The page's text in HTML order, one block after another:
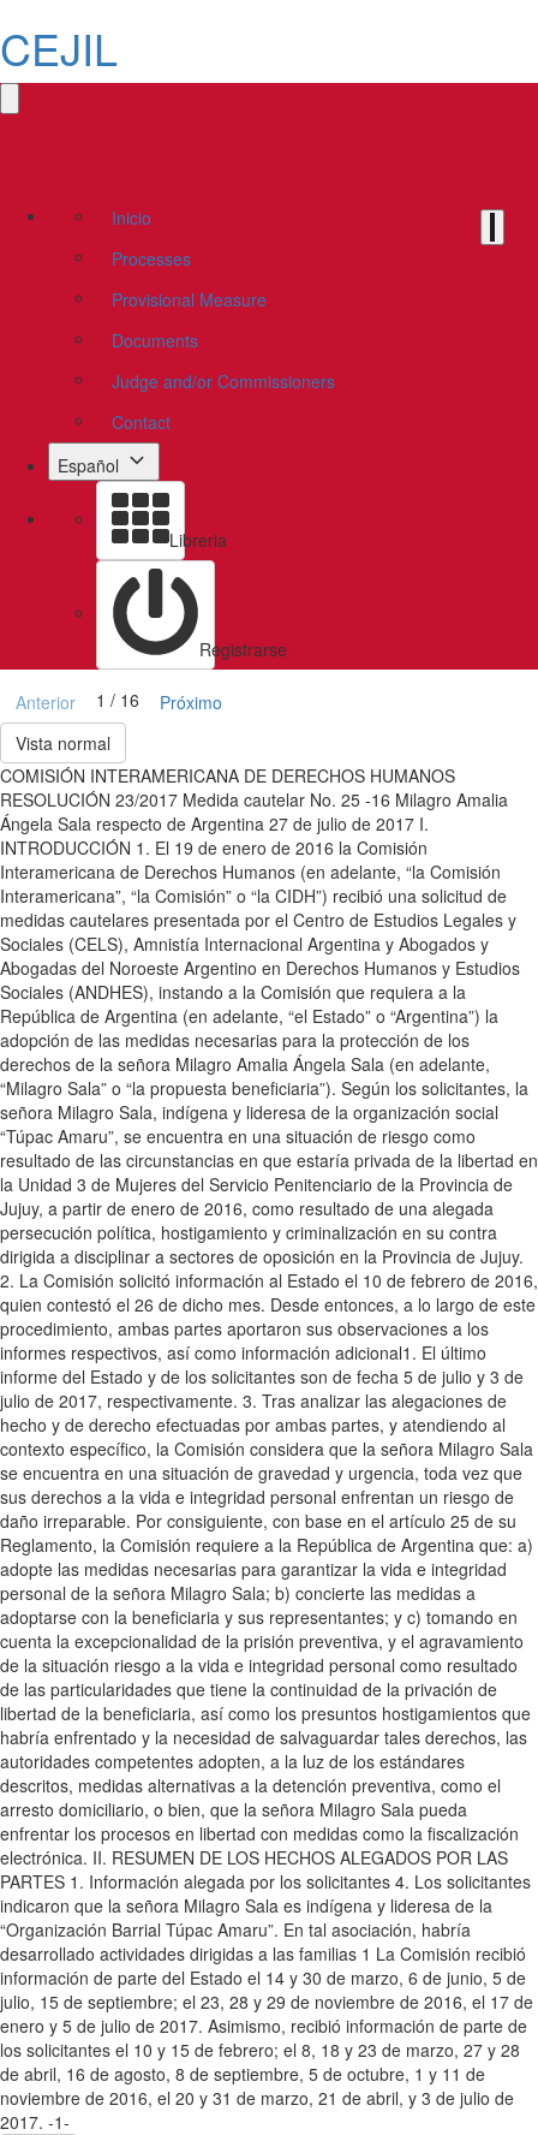
CEJIL
Inicio
Processes
Provisional Measure
Documents
Judge and/or Commissioners
Contact
Español
Libreria
Registrarse
Anterior 1 / 16
Próximo
Vista normal
COMISIÓN INTERAMERICANA DE DERECHOS HUMANOS
RESOLUCIÓN 23/2017 Medida cautelar No. 25 -16 Milagro Amalia
Ángela Sala respecto de Argentina 27 de julio de 2017 I.
INTRODUCCIÓN 1. El 19 de enero de 2016 la Comisión
Interamericana de Derechos Humanos (en adelante, “la Comisión
Interamericana”, “la Comisión” o “la CIDH”) recibió una solicitud de
medidas cautelares presentada por el Centro de Estudios Legales y
Sociales (CELS), Amnistía Internacional Argentina y Abogados y
Abogadas del Noroeste Argentino en Derechos Humanos y Estudios
Sociales (ANDHES), instando a la Comisión que requiera a la
República de Argentina (en adelante, “el Estado” o “Argentina”) la
adopción de las medidas necesarias para la protección de los
derechos de la señora Milagro Amalia Ángela Sala (en adelante,
“Milagro Sala” o “la propuesta beneficiaria”). Según los solicitantes, la
señora Milagro Sala, indígena y lideresa de la organización social
“Túpac Amaru”, se encuentra en una situación de riesgo como
resultado de las circunstancias en que estaría privada de la libertad en
la Unidad 3 de Mujeres del Servicio Penitenciario de la Provincia de
Jujuy, a partir de enero de 2016, como resultado de una alegada
persecución política, hostigamiento y criminalización en su contra
dirigida a disciplinar a sectores de oposición en la Provincia de Jujuy.
2. La Comisión solicitó información al Estado el 10 de febrero de 2016,
quien contestó el 26 de dicho mes. Desde entonces, a lo largo de este
procedimiento, ambas partes aportaron sus observaciones a los
informes respectivos, así como información adicional1. El último
informe del Estado y de los solicitantes son de fecha 5 de julio y 3 de
julio de 2017, respectivamente. 3. Tras analizar las alegaciones de
hecho y de derecho efectuadas por ambas partes, y atendiendo al
contexto específico, la Comisión considera que la señora Milagro Sala
se encuentra en una situación de gravedad y urgencia, toda vez que
sus derechos a la vida e integridad personal enfrentan un riesgo de
daño irreparable. Por consiguiente, con base en el artículo 25 de su
Reglamento, la Comisión requiere a la República de Argentina que: a)
adopte las medidas necesarias para garantizar la vida e integridad
personal de la señora Milagro Sala; b) concierte las medidas a
adoptarse con la beneficiaria y sus representantes; y c) tomando en
cuenta la excepcionalidad de la prisión preventiva, y el agravamiento
de la situación riesgo a la vida e integridad personal como resultado
de las particularidades que tiene la continuidad de la privación de
libertad de la beneficiaria, así como los presuntos hostigamientos que
habría enfrentado y la necesidad de salvaguardar tales derechos, las
autoridades competentes adopten, a la luz de los estándares
descritos, medidas alternativas a la detención preventiva, como el
arresto domiciliario, o bien, que la señora Milagro Sala pueda
enfrentar los procesos en libertad con medidas como la fiscalización
electrónica. II. RESUMEN DE LOS HECHOS ALEGADOS POR LAS
PARTES 1. Información alegada por los solicitantes 4. Los solicitantes
indicaron que la señora Milagro Sala es indígena y lideresa de la
“Organización Barrial Túpac Amaru”. En tal asociación, habría
desarrollado actividades dirigidas a las familias 1 La Comisión recibió
información de parte del Estado el 14 y 30 de marzo, 6 de junio, 5 de
julio, 15 de septiembre; el 23, 28 y 29 de noviembre de 2016, el 17 de
enero y 5 de julio de 2017. Asimismo, recibió información de parte de
los solicitantes el 10 y 15 de febrero; el 8, 18 y 23 de marzo, 27 y 28
de abril, 16 de agosto, 8 de septiembre, 5 de octubre, 1 y 11 de
noviembre de 2016, el 20 y 31 de marzo, 21 de abril, y 3 de julio de
2017. -1-